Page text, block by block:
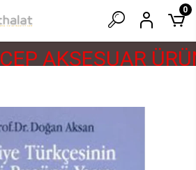
CEP AKSESUAR
0